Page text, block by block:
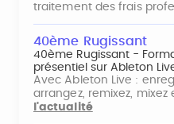
traitement des frais
40ème Rugissant
40ème Rugissant -
présentiel sur Ableton
Avec Ableton Live :
arrangez, remixez,
l'actualité